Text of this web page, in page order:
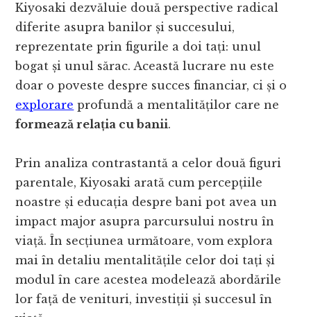
Kiyosaki dezvăluie două perspective radical
diferite asupra banilor și succesului,
reprezentate prin figurile a doi tați: unul
bogat și unul sărac. Această lucrare nu este
doar o poveste despre succes financiar, ci și o
explorare profundă a mentalităților care ne
formează relația cu banii.
Prin analiza contrastantă a celor două figuri
parentale, Kiyosaki arată cum percepțiile
noastre și educația despre bani pot avea un
impact major asupra parcursului nostru în
viață. În secțiunea următoare, vom explora
mai în detaliu mentalitățile celor doi tați și
modul în care acestea modelează abordările
lor față de venituri, investiții și succesul în